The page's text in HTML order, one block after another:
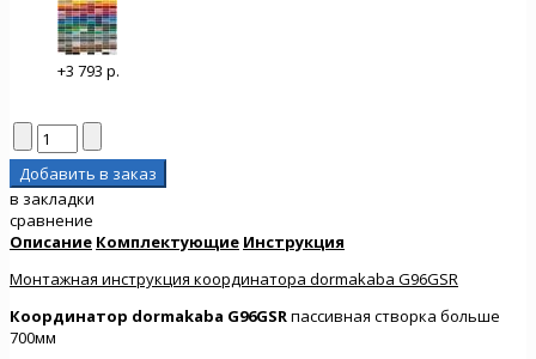
+3 793 р.
в закладки
сравнение
Описание Комплектующие Инструкция
Монтажная инструкция координатора dormakaba G96GSR
Координатор dormakaba G96GSRпассивная створка больше
700мм